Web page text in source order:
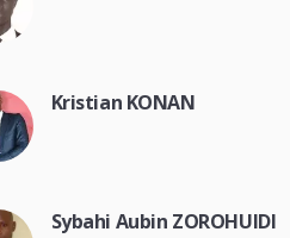
Kristian KONAN
Sybahi Aubin ZOROHUIDI